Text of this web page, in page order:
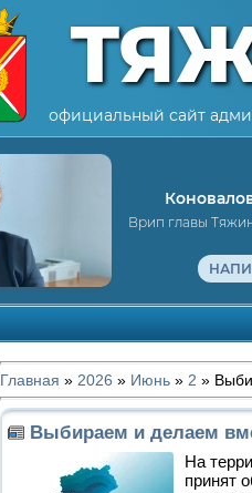
официальный сайт
Врип главы
Главная » 2026 » Июнь » 2 »
Выбираем и делаем
На
принят